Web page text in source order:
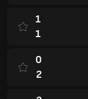
1
1
0
2